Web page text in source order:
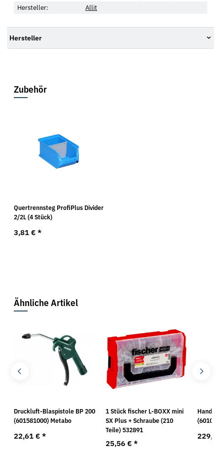
Hersteller:
Allit
Hersteller
Zubehör
Quertrennsteg ProfiPlus Divider
2/2L (4 Stück)
3,81 € *
Ähnliche Artikel
Druckluft-Blaspistole BP 200
(601581000) Metabo
22,61 € *
1 Stück fischer L-BOXX mini
SX Plus + Schraube (210
Teile) 532891
25,56 € *